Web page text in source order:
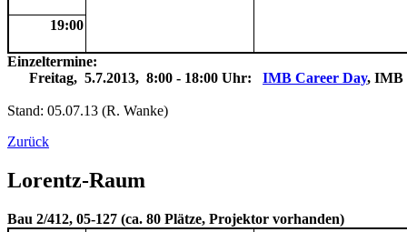
19:00
Einzeltermine:
Freitag, 5.7.2013, 8:00 - 18:00 Uhr: IMB Career Day, IMB
Stand: 05.07.13 (R. Wanke)
Zurück
Lorentz-Raum
Bau 2/412, 05-127 (ca. 80 Plätze, Projektor vorhanden)